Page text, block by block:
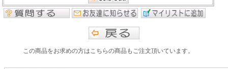
この商品をお求めの方はこちらの商品もご注文頂いています。